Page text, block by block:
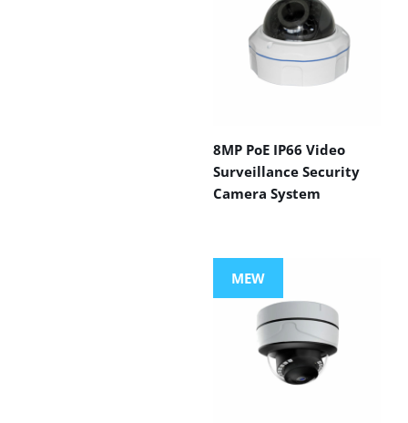
8MP PoE IP66 Video
Surveillance Security
Camera System
MEW